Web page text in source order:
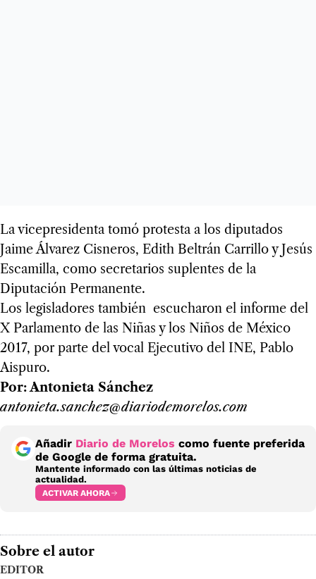
La vicepresidenta tomó protesta a los diputados
Jaime Álvarez Cisneros, Edith Beltrán Carrillo y Jesús
Escamilla, como secretarios suplentes de la
Diputación Permanente.
Los legisladores también escucharon el informe del
X Parlamento de las Niñas y los Niños de México
2017, por parte del vocal Ejecutivo del INE, Pablo
Aispuro.
Por: Antonieta Sánchez
antonieta.sanchez@diariodemorelos.com
Añadir Diario de Morelos como fuente preferida
de Google de forma gratuita.
Mantente informado con las últimas noticias de
actualidad.
ACTIVAR AHORA
Sobre el autor
EDITOR